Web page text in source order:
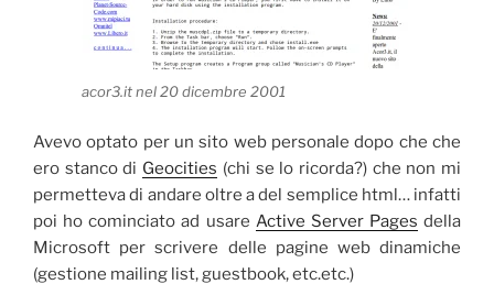
acor3.it nel 20 dicembre 2001
Avevo optato per un sito web personale dopo che che
ero stanco di Geocities (chi se lo ricorda?) che non mi
permetteva di andare oltre a del semplice html… infatti
poi ho cominciato ad usare Active Server Pages della
Microsoft per scrivere delle pagine web dinamiche
(gestione mailing list, guestbook, etc.etc.)